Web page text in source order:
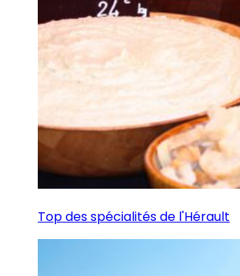
Top des spécialités de l'Hérault